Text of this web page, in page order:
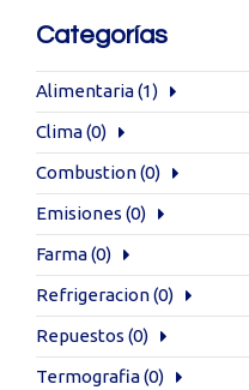
Categorías
Alimentaria(1)
Clima(0)
Combustion(0)
Emisiones (0)
Farma(0)
Refrigeracion(0)
Repuestos (0)
Termografia(0)